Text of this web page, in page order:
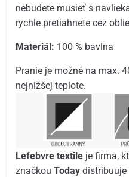
nebudete musieť s
rychle pretiahnete cez
Materiál: 100 % bavlna
Pranie je možné na max.
nejnižšej teplote.
Lefebvre textile je firma,
značkouTodaydistribuuje